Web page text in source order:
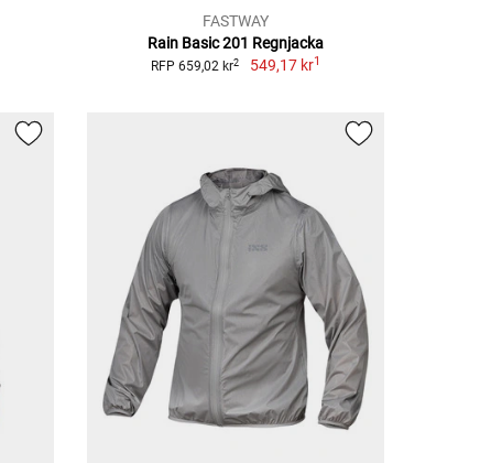
FASTWAY
Rain Basic 201 Regnjacka
RFP 659,02 kr2 549,17 kr1